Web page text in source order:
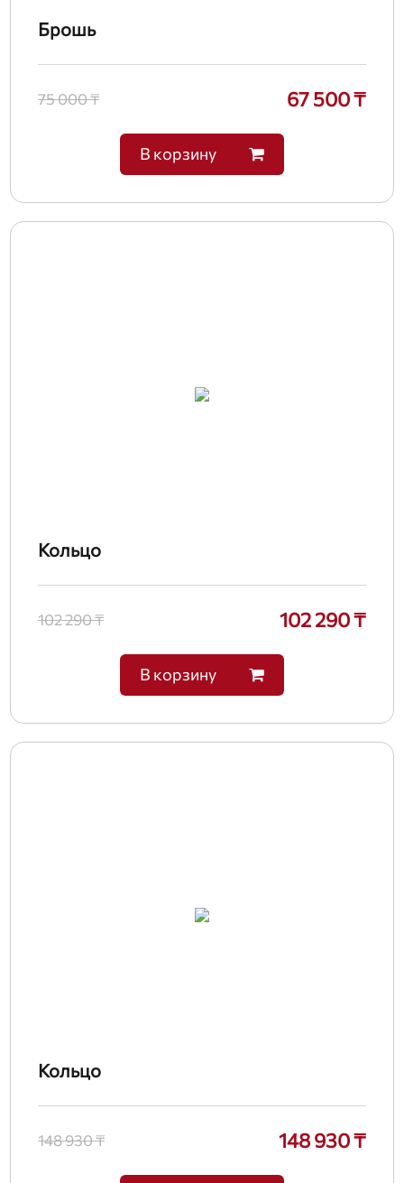
Брошь
75 000 ₸ 67 500 ₸
В корзину
Кольцо
102 290 ₸ 102 290 ₸
В корзину
Кольцо
148 930 ₸ 148 930 ₸